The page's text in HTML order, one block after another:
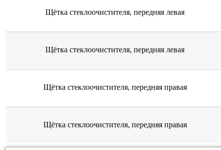
Щётка стеклоочистителя, передняя левая
Щётка стеклоочистителя, передняя левая
Щётка стеклоочистителя, передняя правая
Щётка стеклоочистителя, передняя правая